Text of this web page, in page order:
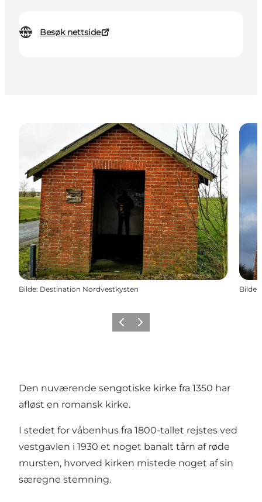
Besøk nettside
Bilde: Destination Nordvestkysten Bilde:
ForrigeNeste
Den nuværende sengotiske kirke fra 1350 har
afløst en romansk kirke.
I stedet for våbenhus fra 1800-tallet rejstes ved
vestgavlen i 1930 et noget banalt tårn af røde
mursten, hvorved kirken mistede noget af sin
særegne stemning.